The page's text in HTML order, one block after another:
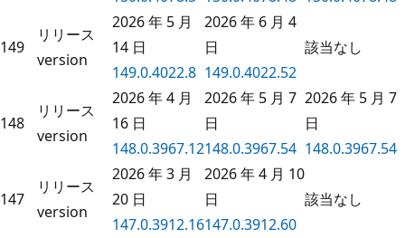
149
リリース
version
2026 年 5 月
14 日
149.0.4022.8
2026 年 6 月 4
日
149.0.4022.52
該当なし
148
リリース
version
2026 年 4 月
16 日
148.0.3967.12
2026 年 5 月 7
日
148.0.3967.54
2026 年 5 月 7
日
148.0.3967.54
147
リリース
version
2026 年 3 月
20 日
147.0.3912.16
2026 年 4 月 10
日
147.0.3912.60
該当なし